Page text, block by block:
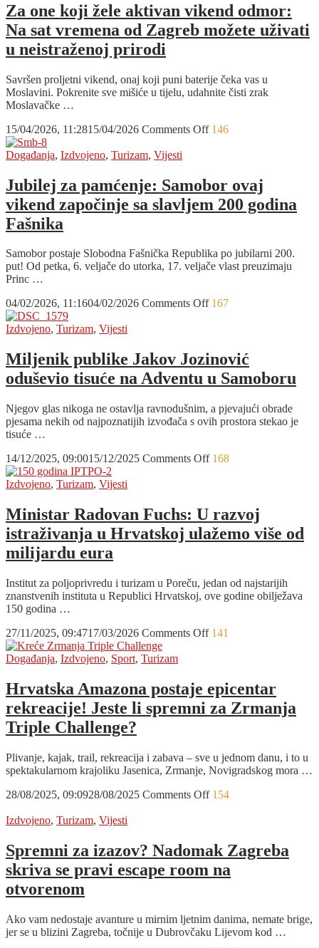
gastro
diplomacije:
europskog
kongresa
Za one koji žele aktivan vikend odmor:
Na sat vremena od Zagreb možete uživati
u neistraženoj prirodi
Savršen proljetni vikend, onaj koji puni baterije čeka vas u
Moslavini. Pokrenite sve mišiće u tijelu, udahnite čisti zrak
Moslavačke …
15/04/2026, 11:2815/04/2026 Comments Offon
aktivan
vikend
vremena
od
uživati
146
Događanja, Izdvojeno, Turizam, Vijesti
Jubilej za pamćenje: Samobor ovaj
vikend započinje sa slavljem 200 godina
Fašnika
Samobor postaje Slobodna Fašnička Republika po jubilarni 200.
put! Od petka, 6. veljače do utorka, 17. veljače vlast preuzimaju
Princ …
04/02/2026, 11:1604/02/2026 Comments Offon
Samobor
ovaj
vikend
sa
slavljem
200
Fašnika
167
Izdvojeno, Turizam, Vijesti
Miljenik publike Jakov Jozinović
oduševio tisuće na Adventu u Samoboru
Njegov glas nikoga ne ostavlja ravnodušnim, a pjevajući obrade
pjesama nekih od najpoznatijih izvođača s ovih prostora stekao je
tisuće …
14/12/2025, 09:0015/12/2025 Comments Offon
oduševio
tisuće
Samoboru
168
Izdvojeno, Turizam, Vijesti
Ministar Radovan Fuchs: U razvoj
istraživanja u Hrvatskoj ulažemo više od
milijardu eura
Institut za poljoprivredu i turizam u Poreču, jedan od najstarijih
znanstvenih instituta u Republici Hrvatskoj, ove godine obilježava
150 godina …
27/11/2025, 09:4717/03/2026 Comments Offon
razvoj
istraživanja
više
od
eura
141
Događanja, Izdvojeno, Sport, Turizam
Hrvatska Amazona postaje epicentar
rekreacije! Jeste li spremni za Zrmanja
Triple Challenge?
Plivanje, kajak, trail, rekreacija i zabava – sve u jednom danu, i to u
spektakularnom krajoliku Jasenica, Zrmanje, Novigradskog mora …
28/08/2025, 09:0928/08/2025 Comments Offon
epicentar
rekreacije!
Jeste
Zrmanja
Triple
154
Izdvojeno, Turizam, Vijesti
Spremni za izazov? Nadomak Zagreba
skriva se pravi escape room na
otvorenom
Ako vam nedostaje avanture u mirnim ljetnim danima, nemate brige,
jer se u blizini Zagreba, točnije u Dubrovčaku Lijevom kod …